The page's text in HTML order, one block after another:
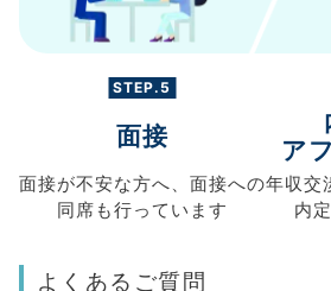
STEP.5
面接
面接が不安な方へ、 面接への
同席も行っています
ア
年収交
内
よくあるご質問